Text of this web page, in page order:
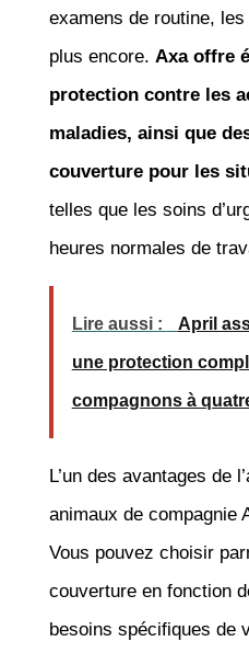
examens de routine,
plus encore. Axa offre
protection contre les
maladies, ainsi que
couverture pour les
telles que les soins
heures normales de
Lire aussi : April
une protection
compagnons à
L’un des avantages de
animaux de compagnie
Vous pouvez choisir
couverture en fonction
besoins spécifiques de